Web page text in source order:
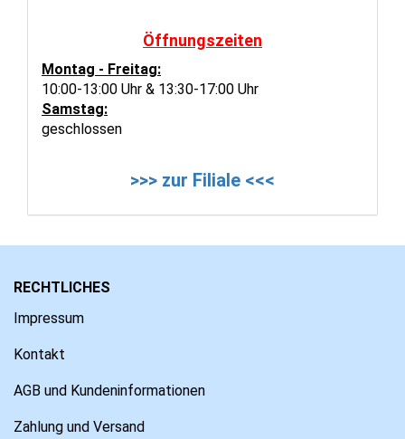
Öffnungszeiten
Montag - Freitag:
10:00-13:00 Uhr & 13:30-17:00 Uhr
Samstag:
geschlossen
>>> zur Filiale <<<
RECHTLICHES
Impressum
Kontakt
AGB und Kundeninformationen
Zahlung und Versand